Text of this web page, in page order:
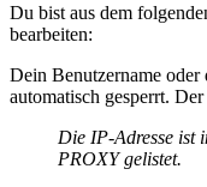
Du bist aus dem
bearbeiten:
Dein Benutzername
automatisch gesperrt.
Die IP-Adresse ist
PROXY gelistet.